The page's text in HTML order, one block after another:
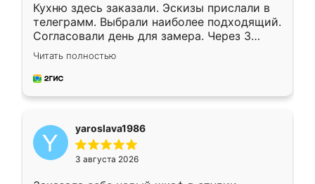
Кухню здесь заказали. Эскизы прислали в
телеграмм. Выбрали наиболее подходящий.
Согласовали день для замера. Через 3
недели кухня была уже готова. Остались
довольны работой. Спасибо Ренессанс
мебель за качественную работу!
Читать полностью
yaroslava1986
3 августа 2026